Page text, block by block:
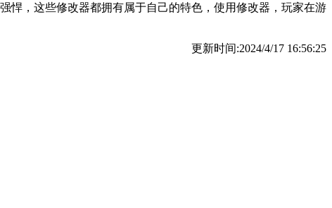
悍，这些修改器都拥有属于自己的特色，使用修改器，玩家在游
更新时间:2024/4/17 16:56:25